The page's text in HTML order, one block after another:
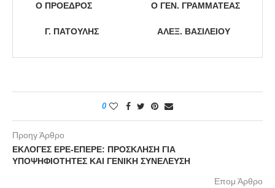
Ο ΠΡΟΕΔΡΟΣ Ο ΓΕΝ. ΓΡΑΜΜΑΤΕΑΣ
Γ. ΠΑΤΟΥΛΗΣ ΑΛΕΞ. ΒΑΣΙΛΕΙΟΥ
0
Προηγ Άρθρο
ΕΚΛΟΓΕΣ ΕΡΕ-ΕΠΕΡΕ: ΠΡΟΣΚΛΗΣΗ ΓΙΑ
ΥΠΟΨΗΦΙΟΤΗΤΕΣ ΚΑΙ ΓΕΝΙΚΗ ΣΥΝΕΛΕΥΣΗ
Επομ Άρθρο